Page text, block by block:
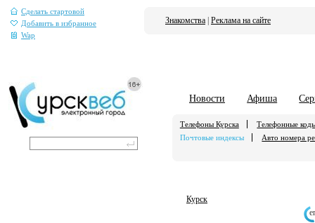
Сделать стартовой
Добавить в избранное
Wap
Знакомства Реклама на сайте
Новости Афиша
Телефоны Курска
Телефонные
Почтовые индексы
Авто номера
Курск